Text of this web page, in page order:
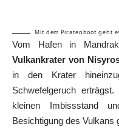
Mit dem Piratenboot geht
Vom Hafen in
Vulkankrater von
in den Krater
Schwefelgeruch
kleinen Imbissstand
Besichtigung des Vulkans